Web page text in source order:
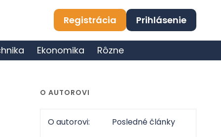
Registrácia Prihlásenie
Ekonomika Rôzne
O AUTOROVI
O autorovi: Posledné články